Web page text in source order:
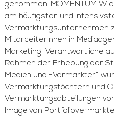
genommen. MOMENTUM
am häufigsten und
Vermarktungsunternehmen
MitarbeiterInnen in
Marketing-Verantwortliche
Rahmen der Erhebung der
Medien und -Vermarkter“
Vermarktungstöchtern und
Vermarktungsabteilungen
Image von